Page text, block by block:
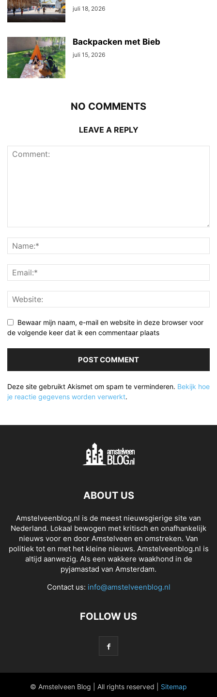
juli 18, 2026
Backpacken met Bieb
juli 15, 2026
NO COMMENTS
LEAVE A REPLY
Bewaar mijn naam, e-mail en website in deze browser voor
de volgende keer dat ik een commentaar plaats
Deze site gebruikt Akismet om spam te verminderen. Bekijk hoe
je reactie gegevens worden verwerkt.
ABOUT US
Amstelveenblog.nl is de meest nieuwsgierige site van
Nederland. Lokaal bewogen met kritisch en onafhankelijk
nieuws voor en door Amstelveen en omstreken. Van
politiek tot en met het kleine nieuws. Amstelveenblog.nl is
altijd aanwezig. Als een wakkere waakhond in de
pyjamastad van Amsterdam.
Contact us: info@amstelveenblog.nl
FOLLOW US
© Amstelveen Blog | All rights reserved | Sitemap